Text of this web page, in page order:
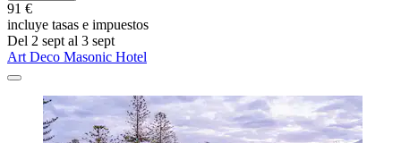
91 €
incluye tasas e impuestos
Del 2 sept al 3 sept
Art Deco Masonic Hotel